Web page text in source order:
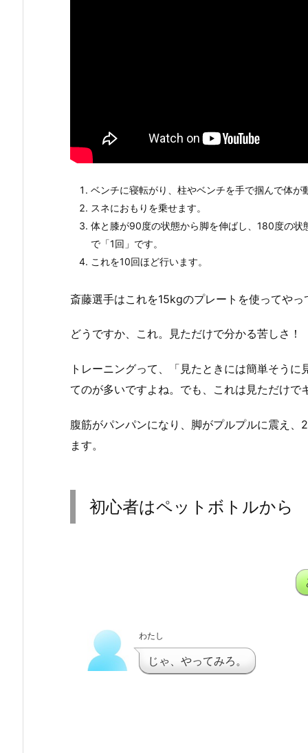
ベンチに寝転がり、柱やベンチを手で掴んで体が
スネにおもりを乗せます。
体と膝が90度の状態から脚を伸ばし、180度の
で「1回」です。
これを10回ほど行います。
斎藤選手はこれを15kgのプレートを使ってや
どうですか、これ。見ただけで分かる苦しさ！
トレーニングって、「見たときには簡単そう
てのが多いですよね。でも、これは見ただけで
腹筋がパンパンになり、脚がプルプルに震え
ます。
初心者はペットボトルから
わたし
じゃ、やってみろ。